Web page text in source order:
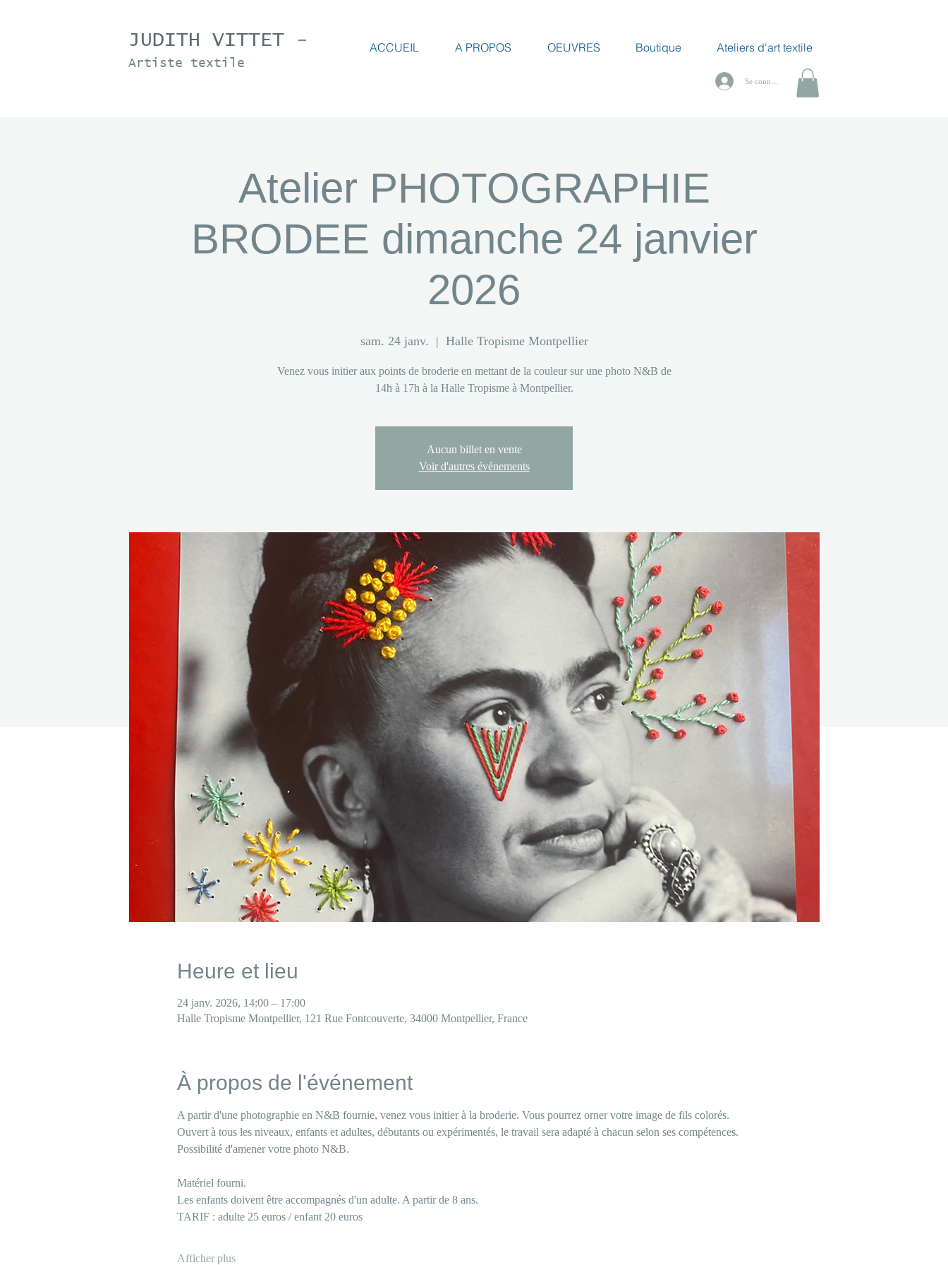
JUDITH VITTET -
Artiste textile
ACCUEIL A PROPOS OEUVRES Boutique Ateliers d'art textile
Se connecter
Atelier PHOTOGRAPHIE
BRODEE dimanche 24 janvier
2026
sam. 24 janv.
  |
Halle Tropisme Montpellier
Venez vous initier aux points de broderie en mettant de la couleur sur une photo N&B de
14h à 17h à la Halle Tropisme à Montpellier.
Aucun billet en vente
Voir d'autres événements
Heure et lieu
24 janv. 2026, 14:00 – 17:00
Halle Tropisme Montpellier, 121 Rue Fontcouverte, 34000 Montpellier, France
À propos de l'événement
A partir d'une photographie en N&B fournie, venez vous initier à la broderie. Vous pourrez orner votre image de fils colorés.
Ouvert à tous les niveaux, enfants et adultes, débutants ou expérimentés, le travail sera adapté à chacun selon ses compétences.
Possibilité d'amener votre photo N&B.
Matériel fourni.
Les enfants doivent être accompagnés d'un adulte. A partir de 8 ans.
TARIF : adulte 25 euros / enfant 20 euros
Afficher plus